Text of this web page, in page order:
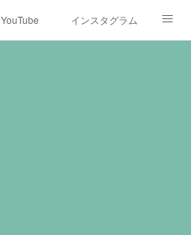
YouTube インスタグラム